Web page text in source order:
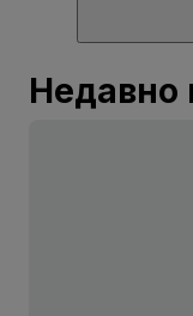
Недавно